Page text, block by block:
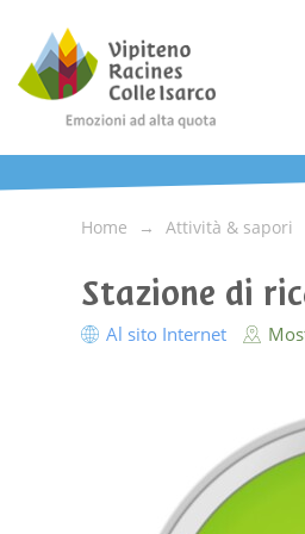
Home Attività & sapori
Stazione di
Al sito Internet